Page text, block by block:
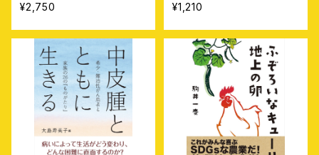
びと
¥2,750
ット5］
¥1,210